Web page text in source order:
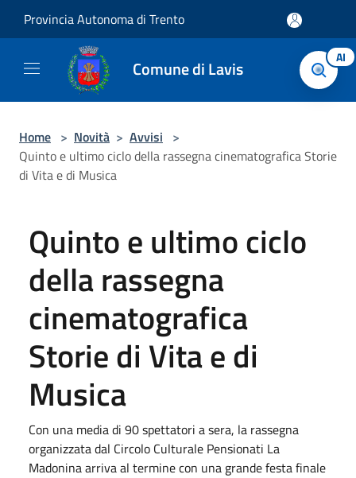
Provincia Autonoma di Trento
Comune di Lavis AI
Home > Novità > Avvisi >
Quinto e ultimo ciclo della rassegna cinematografica Storie
di Vita e di Musica
Quinto e ultimo ciclo
della rassegna
cinematografica
Storie di Vita e di
Musica
Con una media di 90 spettatori a sera, la rassegna
organizzata dal Circolo Culturale Pensionati La
Madonina arriva al termine con una grande festa finale